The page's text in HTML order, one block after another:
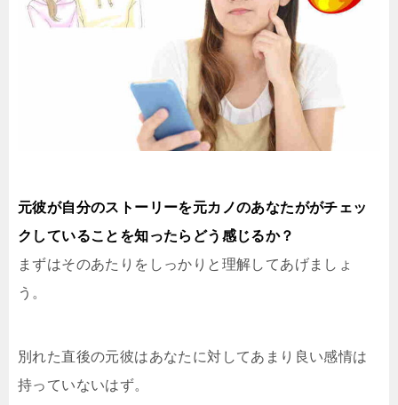
元彼が自分のストーリーを元カノのあなたががチェッ
クしていることを知ったらどう感じるか？
まずはそのあたりをしっかりと理解してあげましょ
う。
別れた直後の元彼はあなたに対してあまり良い感情は
持っていないはず。